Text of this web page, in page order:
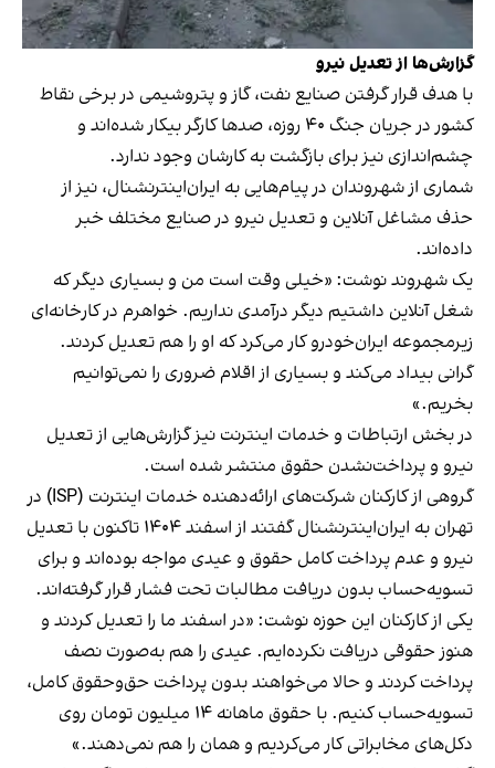
گزارش‌ها از تعدیل نیرو
با هدف قرار گرفتن صنایع نفت، گاز و پتروشیمی در برخی نقاط
کشور در جریان جنگ ۴۰ روزه، صدها کارگر بیکار شده‌اند و
چشم‌اندازی نیز برای بازگشت به کارشان وجود ندارد.
شماری از شهروندان در پیام‌هایی به ایران‌اینترنشنال، نیز از
حذف مشاغل آنلاین و تعدیل نیرو در صنایع مختلف خبر
داده‌اند.
یک شهروند نوشت: «خیلی وقت است من و بسیاری دیگر که
شغل آنلاین داشتیم دیگر درآمدی نداریم. خواهرم در کارخانه‌ای
زیرمجموعه ایران‌خودرو کار می‌کرد که او را هم تعدیل کردند.
گرانی بیداد می‌کند و بسیاری از اقلام ضروری را نمی‌توانیم
بخریم.»
در بخش ارتباطات و خدمات اینترنت نیز گزارش‌هایی از تعدیل
نیرو و پرداخت‌نشدن حقوق منتشر شده است.
گروهی از کارکنان شرکت‌های ارائه‌دهنده خدمات اینترنت (ISP) در
تهران به ایران‌اینترنشنال گفتند از اسفند ۱۴۰۴ تاکنون با تعدیل
نیرو و عدم پرداخت کامل حقوق و عیدی مواجه بوده‌اند و برای
تسویه‌حساب بدون دریافت مطالبات تحت فشار قرار گرفته‌اند.
یکی از کارکنان این حوزه نوشت: «در اسفند ما را تعدیل کردند و
هنوز حقوقی دریافت نکرده‌ایم. عیدی را هم به‌صورت نصف
پرداخت کردند و حالا می‌خواهند بدون پرداخت حق‌وحقوق کامل،
تسویه‌حساب کنیم. با حقوق ماهانه ۱۴ میلیون تومان روی
دکل‌های مخابراتی کار می‌کردیم و همان را هم نمی‌دهند.»